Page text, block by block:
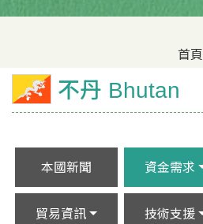
首頁
不丹 Bhutan
本國新聞 資金需求
貿易資訊 技術支援